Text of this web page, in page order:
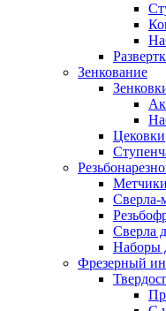
Зенкование
Цековки
Метчики
Сверла-
Сверла
Наборы
Фрезерный